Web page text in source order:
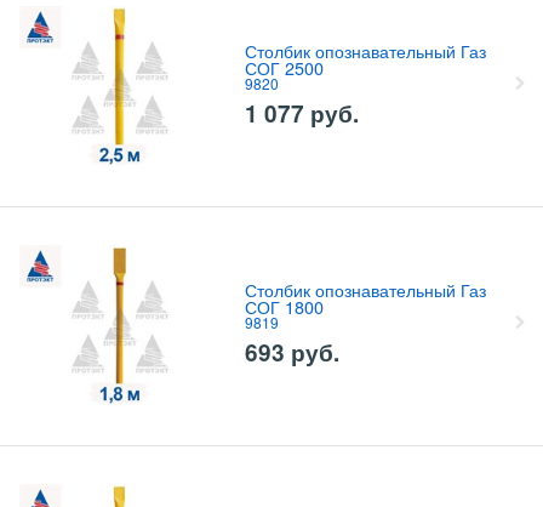
Столбик опознавательный Газ
СОГ 2500
9820
1 077 руб.
Столбик опознавательный Газ
СОГ 1800
9819
693 руб.